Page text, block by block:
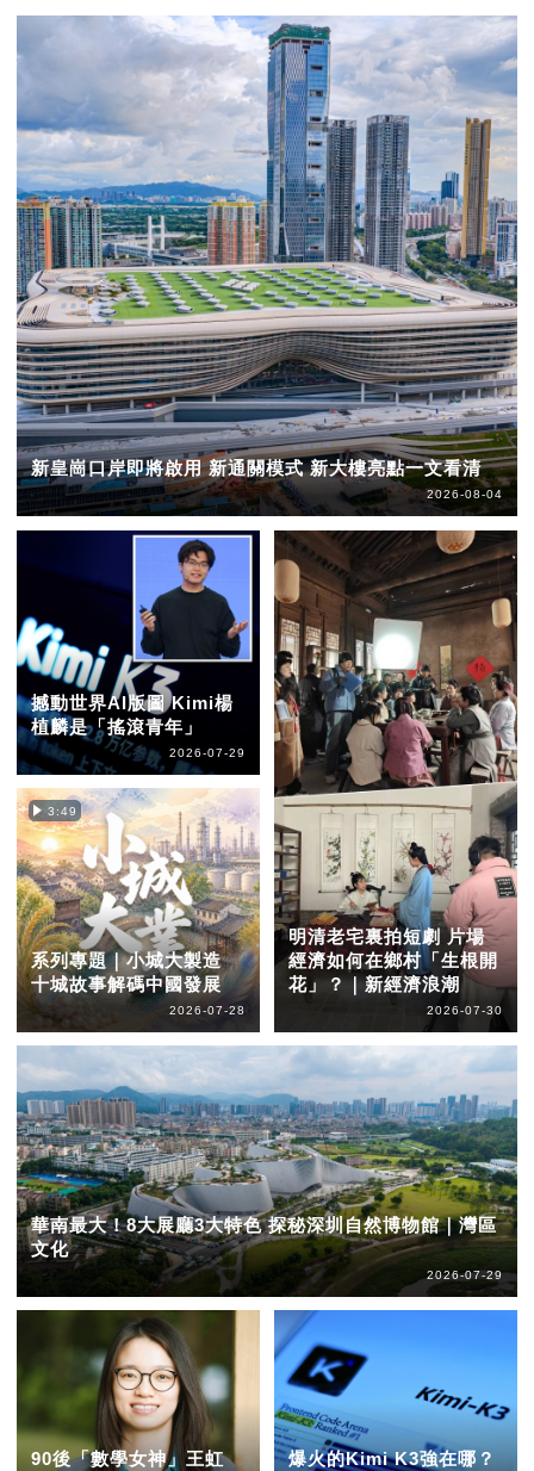
新皇崗口岸即將啟用 新通關模式 新大樓亮點一文看清
2026-08-04
撼動世界AI版圖 Kimi楊
植麟是「搖滾青年」
2026-07-29
3:49
系列專題｜小城大製造
十城故事解碼中國發展
2026-07-28
明清老宅裏拍短劇 片場
經濟如何在鄉村「生根開
花」？｜新經濟浪潮
2026-07-30
華南最大！8大展廳3大特色 探秘深圳自然博物館｜灣區
文化
2026-07-29
90後「數學女神」王虹
爆火的Kimi K3強在哪？